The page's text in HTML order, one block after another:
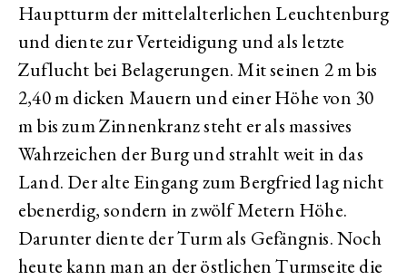
Hauptturm der mittelalterlichen Leuchtenburg
und diente zur Verteidigung und als letzte
Zuflucht bei Belagerungen. Mit seinen 2 m bis
2,40 m dicken Mauern und einer Höhe von 30
m bis zum Zinnenkranz steht er als massives
Wahrzeichen der Burg und strahlt weit in das
Land. Der alte Eingang zum Bergfried lag nicht
ebenerdig, sondern in zwölf Metern Höhe.
Darunter diente der Turm als Gefängnis. Noch
heute kann man an der östlichen Turmseite die